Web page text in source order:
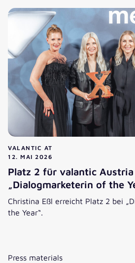
VALANTIC AT
12. MAI 2026
Platz 2 für valantic Austria
„Dialogmarketerin of the
Christina Eßl erreicht Platz 2 bei
the Year“.
Press materials